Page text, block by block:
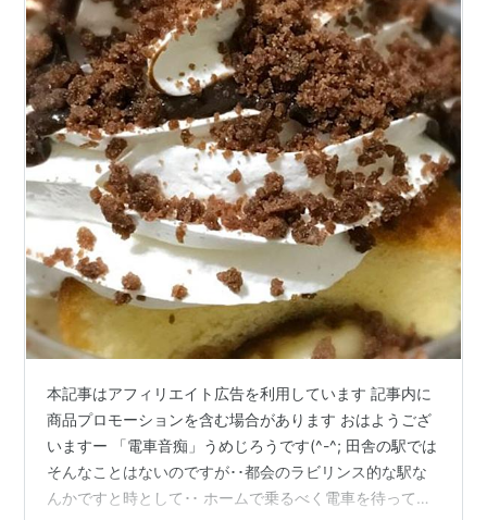
本記事はアフィリエイト広告を利用しています 記事内に
商品プロモーションを含む場合があります おはようござ
いますー 「電車音痴」うめじろうです(^-^; 田舎の駅では
そんなことはないのですが･･都会のラビリンス的な駅な
んかですと時として･･ ホームで乗るべく電車を待ってい